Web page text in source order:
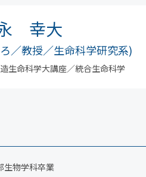
幸大
／教授／生命科学研究系)
生命科学大講座／統合生命科学
生物学科卒業